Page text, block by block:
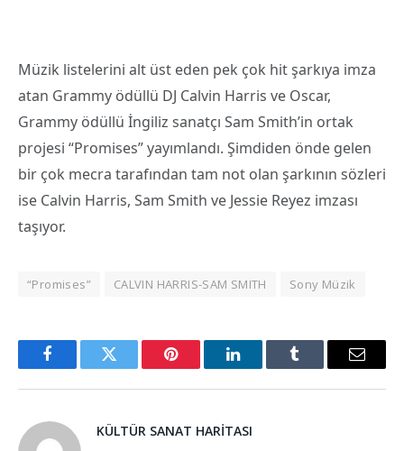
Müzik listelerini alt üst eden pek çok hit şarkıya imza
atan Grammy ödüllü DJ Calvin Harris ve Oscar,
Grammy ödüllü İngiliz sanatçı Sam Smith’in ortak
projesi “Promises” yayımlandı. Şimdiden önde gelen
bir çok mecra tarafından tam not olan şarkının sözleri
ise Calvin Harris, Sam Smith ve Jessie Reyez imzası
taşıyor.
“Promises” CALVIN HARRIS-SAM SMITH Sony Müzik
FacebookTwitter Pinterest LinkedInTumblr Email
KÜLTÜR SANAT HARITASI